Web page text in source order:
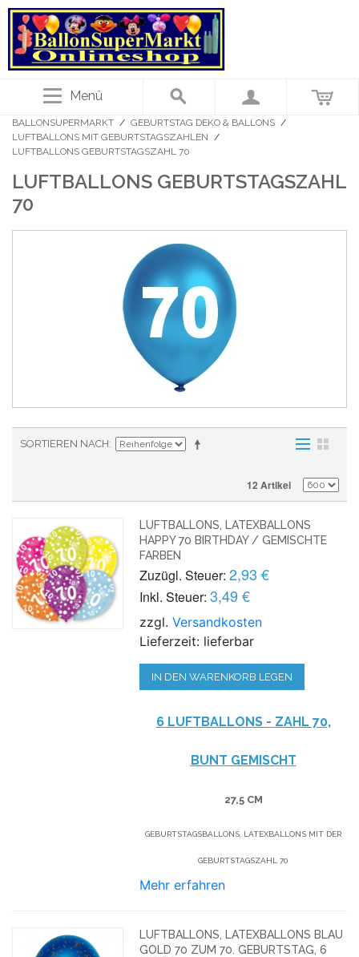
Menü
BALLONSUPERMARKT / GEBURTSTAG DEKO & BALLONS /
LUFTBALLONS MIT GEBURTSTAGSZAHLEN /
LUFTBALLONS GEBURTSTAGSZAHL 70
LUFTBALLONS GEBURTSTAGSZAHL
70
SORTIEREN NACH
12 Artikel
LUFTBALLONS, LATEXBALLONS
HAPPY 70 BIRTHDAY / GEMISCHTE
FARBEN
Zuzügl. Steuer: 2,93 €
Inkl. Steuer: 3,49 €
zzgl.Versandkosten
Lieferzeit: lieferbar
IN DEN WARENKORB LEGEN
6 LUFTBALLONS - ZAHL 70,
BUNT GEMISCHT
27,5 CM
GEBURTSTAGSBALLONS, LATEXBALLONS MIT DER
GEBURTSTAGSZAHL 70
Mehr erfahren
LUFTBALLONS, LATEXBALLONS BLAU
GOLD 70 ZUM 70. GEBURTSTAG, 6